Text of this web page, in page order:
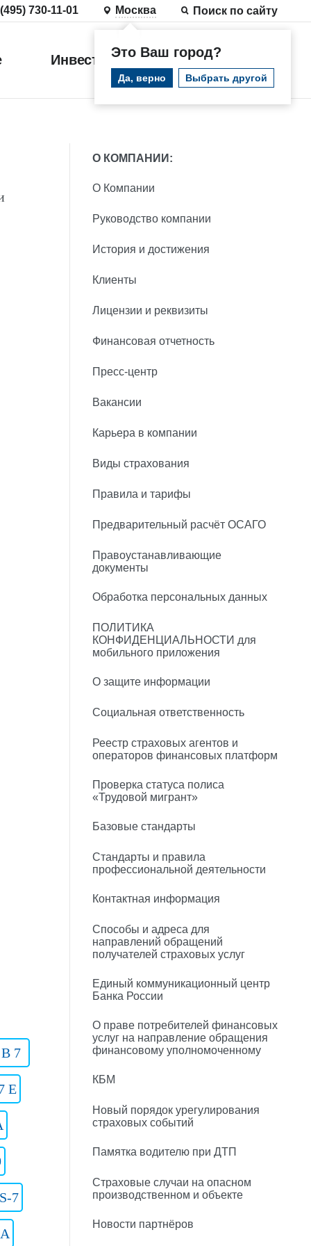
730-11-01 Москва
Это Ваш город?
Да, верно Выбрать другой
Поиск по сайту
Инвестиции
7
E
7
О КОМПАНИИ:
О Компании
Руководство компании
История и достижения
Клиенты
Лицензии и реквизиты
Финансовая отчетность
Пресс-центр
Вакансии
Карьера в компании
Виды страхования
Правила и тарифы
Предварительный расчёт ОСАГО
Правоустанавливающие
документы
Обработка персональных данных
ПОЛИТИКА
КОНФИДЕНЦИАЛЬНОСТИ для
мобильного приложения
О защите информации
Социальная ответственность
Реестр страховых агентов и
операторов финансовых платформ
Проверка статуса полиса
«Трудовой мигрант»
Базовые стандарты
Стандарты и правила
профессиональной деятельности
Контактная информация
Способы и адреса для
направлений обращений
получателей страховых услуг
Единый коммуникационный центр
Банка России
О праве потребителей финансовых
услуг на направление обращения
финансовому уполномоченному
КБМ
Новый порядок урегулирования
страховых событий
Памятка водителю при ДТП
Страховые случаи на опасном
производственном и объекте
Новости партнёров